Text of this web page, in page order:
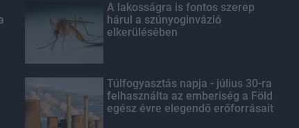
A lakosságra is fontos szerep
hárul a szúnyoginvázió
elkerülésében
Túlfogyasztás napja - július 30-ra
felhasználta az emberiség a Föld
egész évre elegendő erőforrásait